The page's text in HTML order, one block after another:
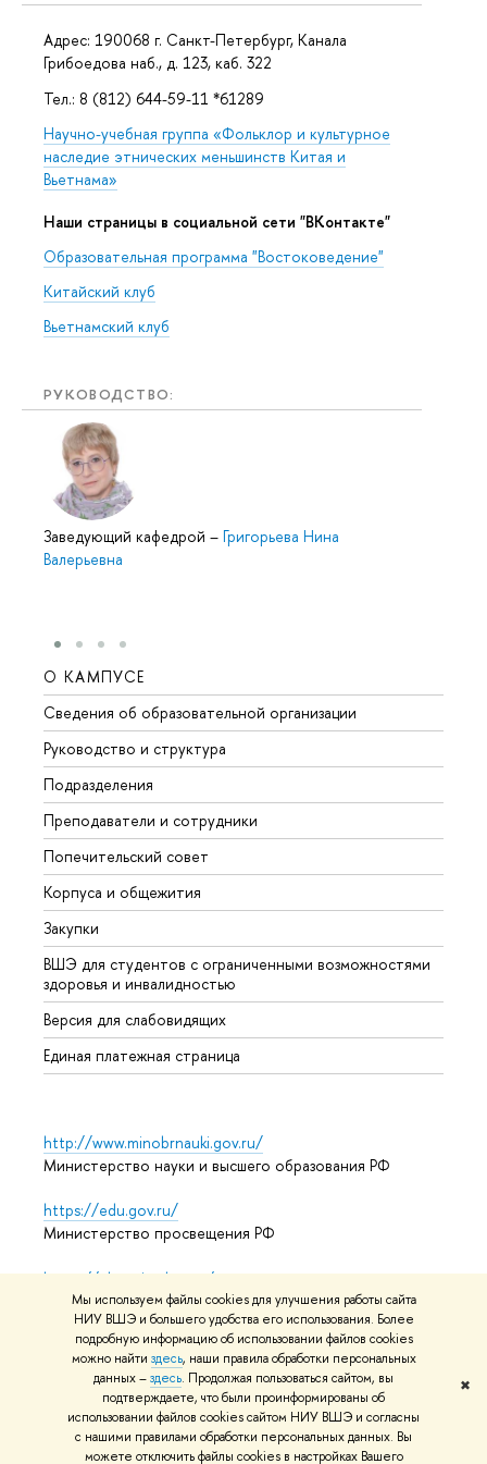
Мы используем файлы cookies для улучшения работы сайта
НИУ ВШЭ и большего удобства его использования. Более
подробную информацию об использовании файлов cookies
можно найти здесь, наши правила обработки персональных
данных –здесь. Продолжая пользоваться сайтом, вы
подтверждаете, что были проинформированы об
использовании файлов cookies сайтом НИУ ВШЭ и согласны
с нашими правилами обработки персональных данных. Вы
можете отключить файлы cookies в настройках Вашего
✖
Адрес: 190068 г. Санкт-Петербург, Канала
Грибоедова наб., д. 123, каб. 322
Тел.: 8 (812) 644-59-11 *61289
Научно-учебная группа «Фольклор и культурное
наследие этнических меньшинств Китая и
Вьетнама»
Наши страницы в социальной сети "ВКонтакте"
Образовательная программа "Востоковедение"
Китайский клуб
Вьетнамский клуб
РУКОВОДСТВО:
Заведующий кафедрой – Григорьева Нина
Валерьевна
О КАМПУСЕ
Сведения об образовательной организации
Руководство и структура
Подразделения
Преподаватели и сотрудники
Попечительский совет
Корпуса и общежития
Закупки
ВШЭ для студентов с ограниченными возможностями
здоровья и инвалидностью
Версия для слабовидящих
Единая платежная страница
http://www.minobrnauki.gov.ru/
Министерство науки и высшего образования РФ
https://edu.gov.ru/
Министерство просвещения РФ
https://elearning.hse.ru/mooc
Массовые открытые онлайн-курсы
© НИУ ВШЭ 1993–2026 Адреса и контактыУсловия
использования материаловПолитика конфиденциальности
Карта сайта